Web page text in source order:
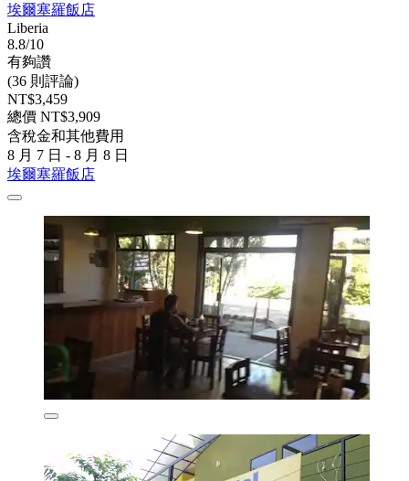
埃爾塞羅飯店
Liberia
8.8/10
有夠讚
(36 則評論)
NT$3,459
總價 NT$3,909
含稅金和其他費用
8 月 7 日 - 8 月 8 日
埃爾塞羅飯店